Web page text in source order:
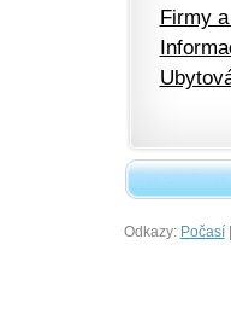
Firmy
Odkazy: Počasí|